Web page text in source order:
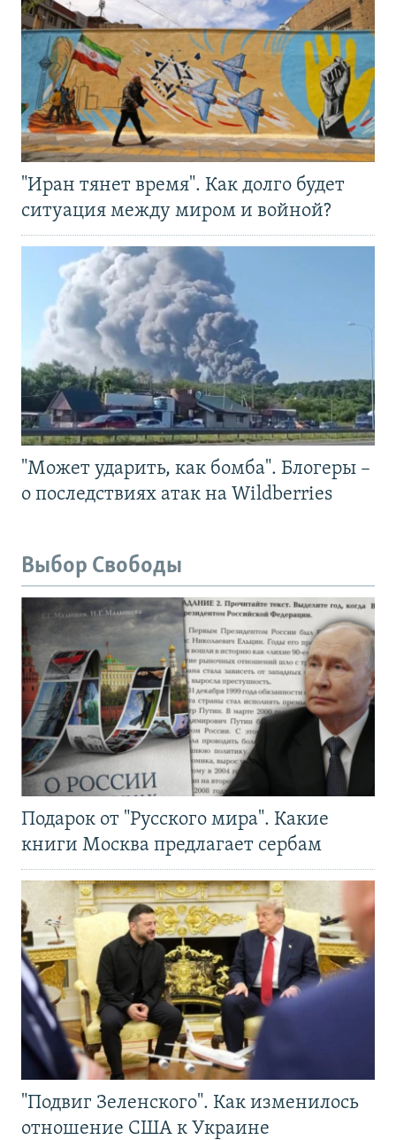
"Иран тянет время". Как долго будет
ситуация между миром и войной?
"Может ударить, как бомба". Блогеры –
о последствиях атак на Wildberries
Выбор Свободы
Подарок от "Русского мира". Какие
книги Москва предлагает сербам
"Подвиг Зеленского". Как изменилось
отношение США к Украине